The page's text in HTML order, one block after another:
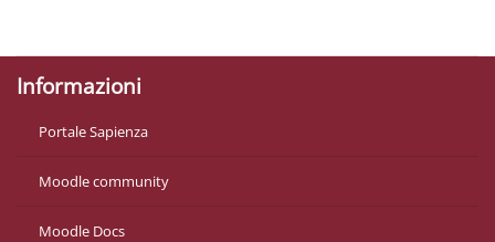
Informazioni
Portale Sapienza
Moodle community
Moodle Docs